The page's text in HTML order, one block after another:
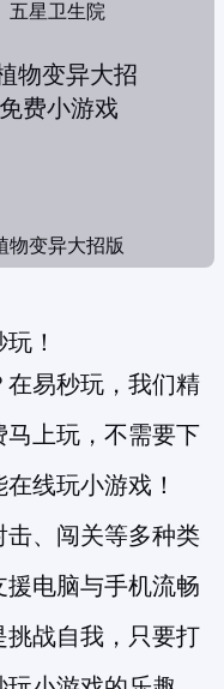
五星卫生院
物变异大招版
！
易秒玩，我们精
上玩，不需要下
线玩小游戏！
、闯关等多种类
援电脑与手机流畅
战自我，只要打